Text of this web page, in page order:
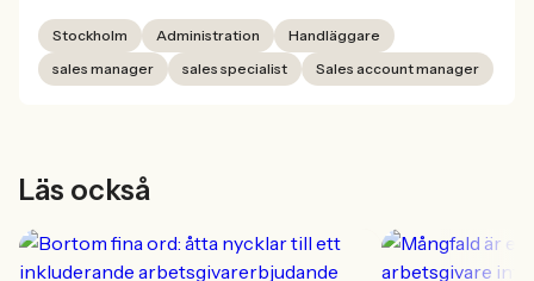
Stockholm Administration
Handläggare
sales manager
sales specialist Sales account manager
Läs också